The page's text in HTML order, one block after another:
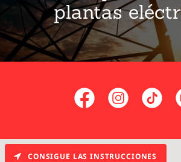
plantas
CONSIGUE LAS INSTRUCCIONES